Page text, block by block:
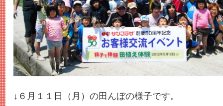
↓６月１１日（月）の田んぼの様子です。